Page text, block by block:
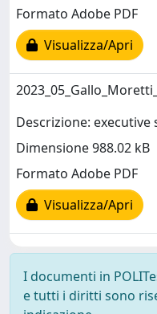
Formato Adobe PDF
Visualizza/Apri
Descrizione: executive
Dimensione 988.02 kB
Formato Adobe PDF
Visualizza/Apri
I documenti in
e tutti i diritti sono